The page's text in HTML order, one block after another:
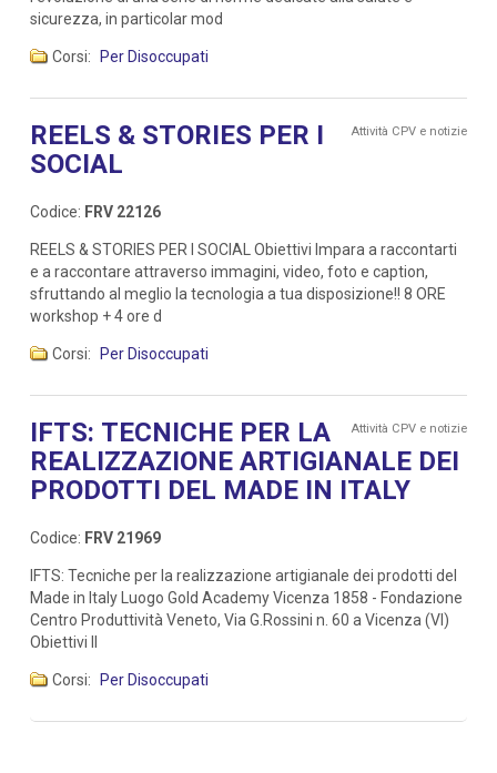
sicurezza, in particolar mod
Corsi: Per Disoccupati
Attività CPV e notizie
REELS & STORIES PER I
SOCIAL
Codice: FRV 22126
REELS & STORIES PER I SOCIAL Obiettivi Impara a raccontarti
e a raccontare attraverso immagini, video, foto e caption,
sfruttando al meglio la tecnologia a tua disposizione!! 8 ORE
workshop + 4 ore d
Corsi: Per Disoccupati
Attività CPV e notizie
IFTS: TECNICHE PER LA
REALIZZAZIONE ARTIGIANALE DEI
PRODOTTI DEL MADE IN ITALY
Codice: FRV 21969
IFTS: Tecniche per la realizzazione artigianale dei prodotti del
Made in Italy Luogo Gold Academy Vicenza 1858 - Fondazione
Centro Produttività Veneto, Via G.Rossini n. 60 a Vicenza (VI)
Obiettivi Il
Corsi: Per Disoccupati